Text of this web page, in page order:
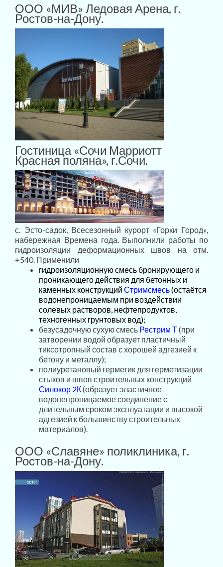
ООО «МИВ» Ледовая Арена, г.
Ростов-на-Дону.
Гостиница «Сочи Марриотт
Красная поляна», г.Сочи.
с. Эсто-садок, Всесезонный курорт «Горки Город»,
набережная Времена года. Выполнили работы по
гидроизоляции деформационных швов на отм.
+540. Применили
гидроизоляционную смесь бронирующего и
проникающего действия для бетонных и
каменных конструкций Стримсмесь(остаётся
водонепроницаемым при воздействии
солевых растворов, нефтепродуктов,
техногенных грунтовых вод);
безусадочную сухую смесь Рестрим Т(при
затворении водой образует пластичный
тиксотропный состав с хорошей адгезией к
бетону и металлу);
полиуретановый герметик для герметизации
стыков и швов строительных конструкций
Силокор 2К(образует эластичное
водонепроницаемое соединение с
длительным сроком эксплуатации и высокой
адгезией к большинству строительных
материалов).
ООО «Славяне» поликлиника, г.
Ростов-на-Дону.